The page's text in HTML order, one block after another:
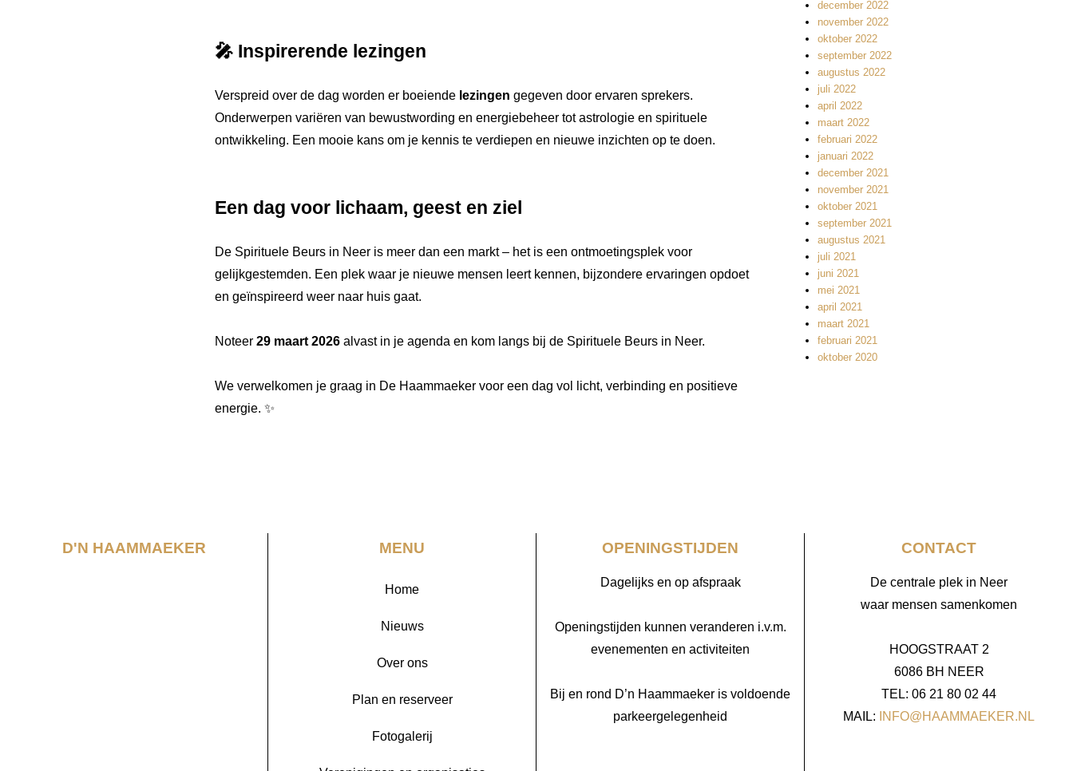
🎤 Inspirerende lezingen
Verspreid over de dag worden er boeiende lezingen gegeven door ervaren sprekers.
Onderwerpen variëren van bewustwording en energiebeheer tot astrologie en spirituele
ontwikkeling. Een mooie kans om je kennis te verdiepen en nieuwe inzichten op te doen.
Een dag voor lichaam, geest en ziel
De Spirituele Beurs in Neer is meer dan een markt – het is een ontmoetingsplek voor
gelijkgestemden. Een plek waar je nieuwe mensen leert kennen, bijzondere ervaringen opdoet
en geïnspireerd weer naar huis gaat.
Noteer 29 maart 2026alvast in je agenda en kom langs bij de Spirituele Beurs in Neer.
We verwelkomen je graag in De Haammaeker voor een dag vol licht, verbinding en positieve
energie. ✨
december 2022
november 2022
oktober 2022
september 2022
augustus 2022
juli 2022
april 2022
maart 2022
februari 2022
januari 2022
december 2021
november 2021
oktober 2021
september 2021
augustus 2021
juli 2021
juni 2021
mei 2021
april 2021
maart 2021
februari 2021
oktober 2020
D'N HAAMMAEKER MENU
Home
Nieuws
Over ons
Plan en reserveer
Fotogalerij
OPENINGSTIJDEN
Dagelijks en op afspraak
Openingstijden kunnen veranderen i.v.m.
evenementen en activiteiten
Bij en rond D’n Haammaeker is voldoende
parkeergelegenheid
CONTACT
De centrale plek in Neer
waar mensen samenkomen
HOOGSTRAAT 2
6086 BH NEER
TEL: 06 21 80 02 44
MAIL:
INFO@HAAMMAEKER.NL